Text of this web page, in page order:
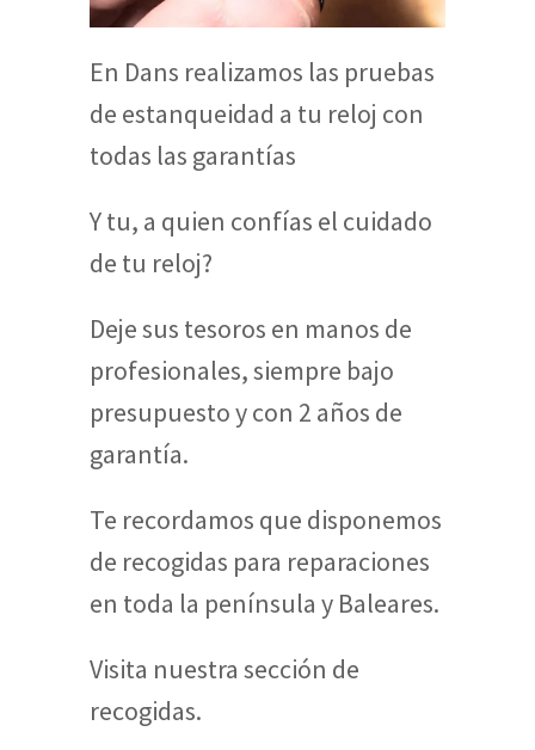
En Dans realizamos las pruebas
de estanqueidad a tu reloj con
todas las garantías
Y tu, a quien confías el cuidado
de tu reloj?
Deje sus tesoros en manos de
profesionales, siempre bajo
presupuesto y con 2 años de
garantía.
Te recordamos que disponemos
de recogidas para reparaciones
en toda la península y Baleares.
Visita nuestra sección de
recogidas.